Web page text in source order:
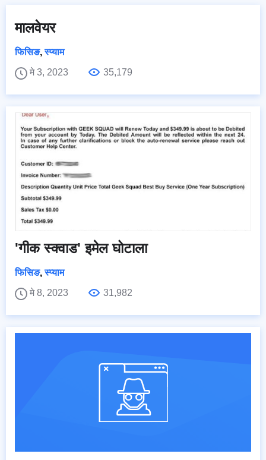
मालवेयर
फिसिङ,स्प्याम
मे 3, 2023
35,179
'गीक स्क्वाड' इमेल घोटाला
फिसिङ,स्प्याम
मे 8, 2023
31,982